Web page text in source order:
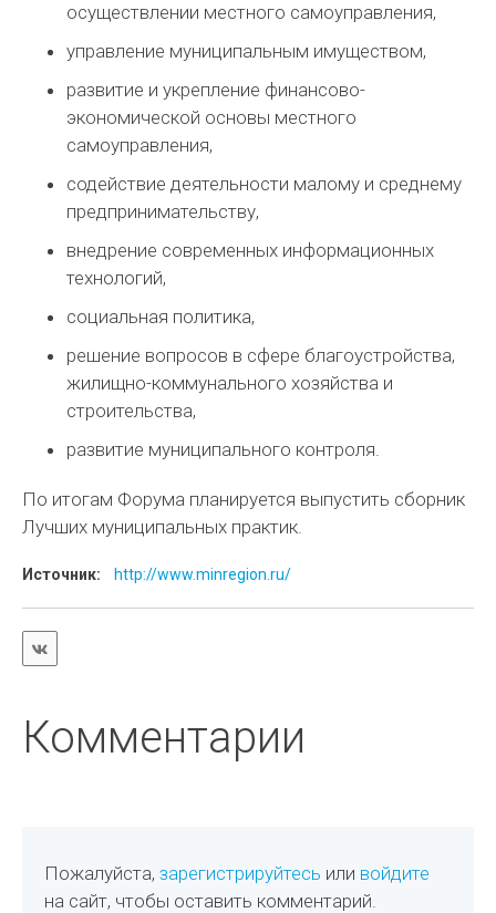
осуществлении местного самоуправления,
управление муниципальным имуществом,
развитие и укрепление финансово-
экономической основы местного
самоуправления,
содействие деятельности малому и среднему
предпринимательству,
внедрение современных информационных
технологий,
социальная политика,
решение вопросов в сфере благоустройства,
жилищно-коммунального хозяйства и
строительства,
развитие муниципального контроля.
По итогам Форума планируется выпустить сборник
Лучших муниципальных практик.
Источник: http://www.minregion.ru/
Комментарии
Пожалуйста,зарегистрируйтесь или войдите
на сайт, чтобы оставить комментарий.